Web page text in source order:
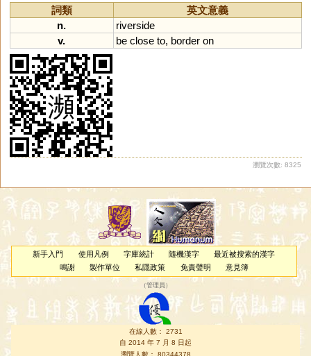
詞類
英文意義
n.
riverside
v.
be close to, border on
瀏覽次數: 8325
新手入門 使用凡例 字庫統計 隨機漢字
最近被搜索的漢字
鳴謝
製作單位 私隱政策 免責聲明 意見簿
（管理員 ）
在線人數： 2731
自 2014 年 7 月 8 日起
瀏覽人數： 80344378